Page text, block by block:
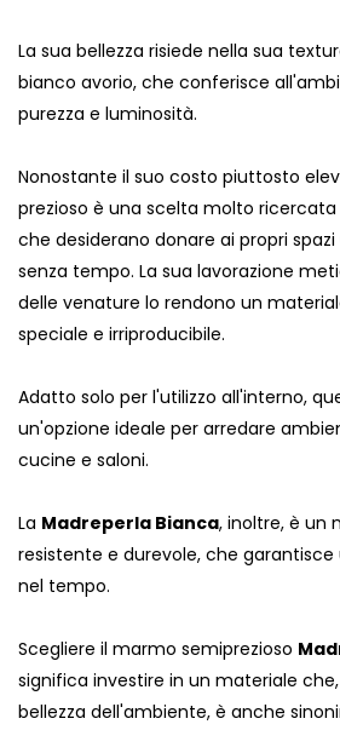
La sua bellezza risiede nella sua
bianco avorio, che conferisce
purezza e luminosità.
Nonostante il suo costo piuttosto
prezioso è una scelta molto
che desiderano donare ai propri
senza tempo. La sua lavorazione
delle venature lo rendono un
speciale e irriproducibile.
Adatto solo per l'utilizzo all'interno,
un'opzione ideale per arredare
cucine e saloni.
La Madreperla Bianca, inoltre, è un
resistente e durevole, che
nel tempo.
Scegliere il marmo semiprezioso
significa investire in un materiale
bellezza dell'ambiente, è anche